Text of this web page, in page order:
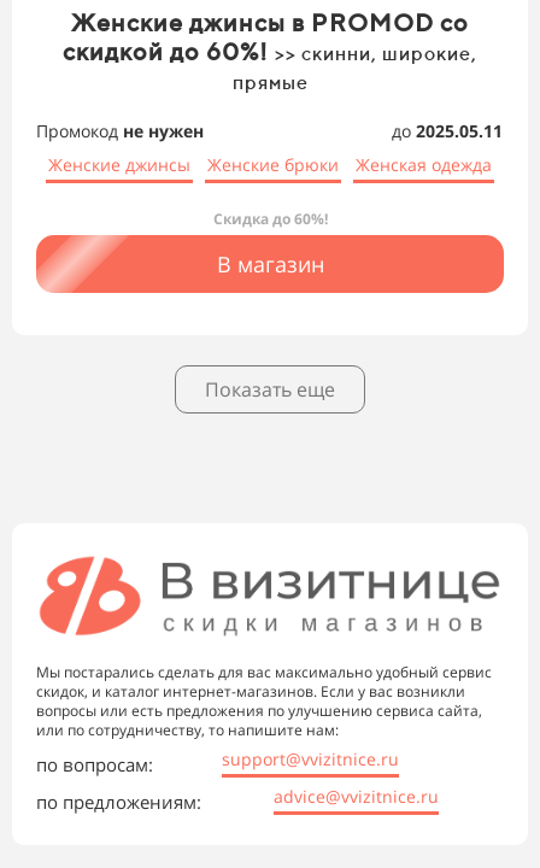
Женские джинсы в PROMOD со
скидкой до 60%! >> скинни, широкие,
прямые
Промокод не нужен до 2025.05.11
Женские джинсы
Женские брюки Женская одежда
Скидка до 60%!
В магазин
Показать еще
Мы постарались сделать для вас максимально удобный сервис
скидок, и каталог интернет-магазинов. Если у вас возникли
вопросы или есть предложения по улучшению сервиса сайта,
или по сотрудничеству, то напишите нам:
по вопросам: support@vvizitnice.ru
по предложениям: advice@vvizitnice.ru